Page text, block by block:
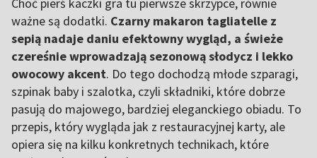
ważne są dodatki. Czarny makaron tagliatelle z
sepią nadaje daniu efektowny wygląd, a świeże
czereśnie wprowadzają sezonową słodycz i lekko
owocowy akcent. Do tego dochodzą młode szparagi,
szpinak baby i szalotka, czyli składniki, które dobrze
pasują do majowego, bardziej eleganckiego obiadu. To
przepis, który wygląda jak z restauracyjnej karty, ale
opiera się na kilku konkretnych technikach, które